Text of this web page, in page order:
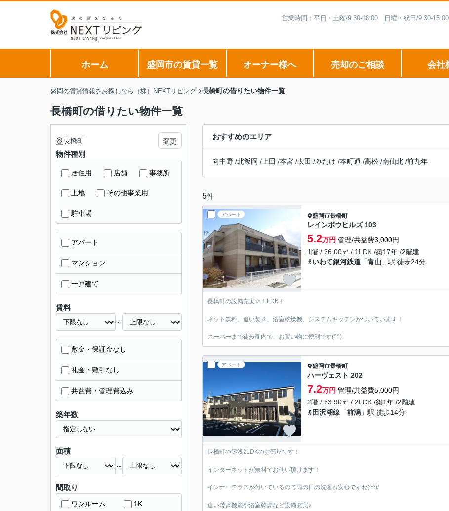
営業時間：平日・土曜/9:30-18:00 日曜・祝日/9:30-
ホーム 盛岡市の賃貸一覧 オーナー様へ 売却のご相談 会社
盛岡の賃貸情報をお探しなら（株）NEXTリビング 長橋町の借りたい物件一覧
長橋町の借りたい物件一覧
おすすめのエリア
向中野 /北飯岡 / 上田 /本宮 /太田 /みたけ /本町通 /高松 /南仙北 /前九年
5件
アパート 盛岡市長橋町
レインボウヒルズ 103
5.2万円 管理/共益費3,000円
1階 / 36.00㎡ / 1LDK /築17年 /2階建
いわて銀河鉄道 「青山 」駅 徒歩24分
長橋町の設備充実☆１LDK！
ネット無料、追い焚き、浴室乾燥機、システムキッチンがついています！
スーパーまで徒歩圏内で、お買い物に便利です(^^)
アパート 盛岡市長橋町
ハーヴェスト 202
7.2万円 管理/共益費5,000円
2階 / 53.90㎡ / 2LDK /築1年 /2階建
田沢湖線 「前潟 」駅 徒歩14分
長橋町の築浅2LDKのお部屋です！
インターネットが無料でお使い頂けます！
インナーテラスが付いているので雨の日の洗濯も安心ですね(^^)/
追い焚き機能や浴室乾燥など設備充実♪
長橋町 変更
物件種別
居住用 店舗 事務所
土地 その他事業用
駐車場
アパート
マンション
一戸建て
賃料
～
敷金・保証金なし
礼金・敷引なし
共益費・管理費込み
築年数
面積
～
間取り
ワンルーム 1K